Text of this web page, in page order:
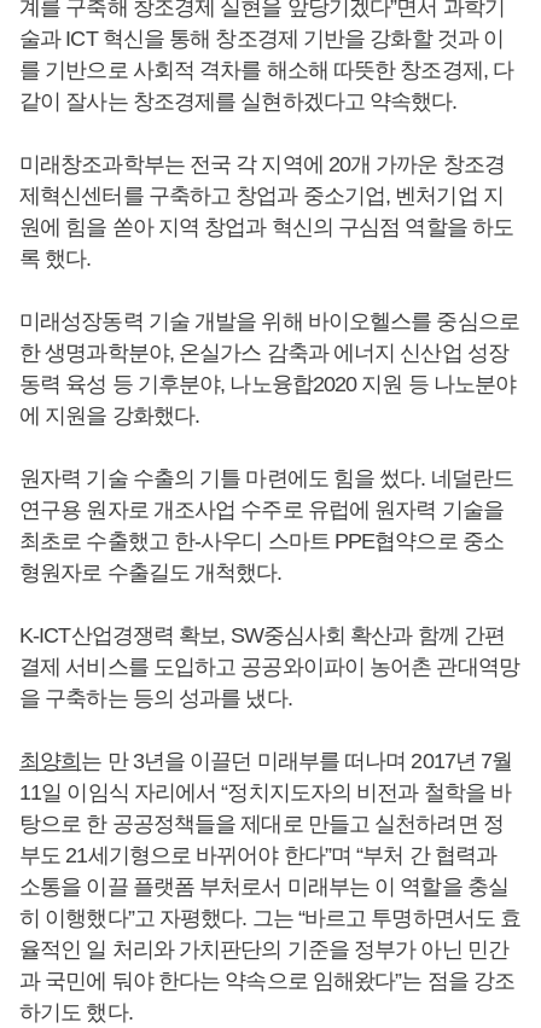
계를 구축해 창조경제 실현을 앞당기겠다”면서 과학기
술과 ICT 혁신을 통해 창조경제 기반을 강화할 것과 이
를 기반으로 사회적 격차를 해소해 따뜻한 창조경제, 다
같이 잘사는 창조경제를 실현하겠다고 약속했다.
미래창조과학부는 전국 각 지역에 20개 가까운 창조경
제혁신센터를 구축하고 창업과 중소기업, 벤처기업 지
원에 힘을 쏟아 지역 창업과 혁신의 구심점 역할을 하도
록 했다.
미래성장동력 기술 개발을 위해 바이오헬스를 중심으로
한 생명과학분야, 온실가스 감축과 에너지 신산업 성장
동력 육성 등 기후분야, 나노융합2020 지원 등 나노분야
에 지원을 강화했다.
원자력 기술 수출의 기틀 마련에도 힘을 썼다. 네덜란드
연구용 원자로 개조사업 수주로 유럽에 원자력 기술을
최초로 수출했고 한-사우디 스마트 PPE협약으로 중소
형원자로 수출길도 개척했다.
K-ICT산업경쟁력 확보, SW중심사회 확산과 함께 간편
결제 서비스를 도입하고 공공와이파이 농어촌 관대역망
을 구축하는 등의 성과를 냈다.
최양희 는 만 3년을 이끌던 미래부를 떠나며 2017년 7월
11일 이임식 자리에서 “정치지도자의 비전과 철학을 바
탕으로 한 공공정책들을 제대로 만들고 실천하려면 정
부도 21세기형으로 바뀌어야 한다”며 “부처 간 협력과
소통을 이끌 플랫폼 부처로서 미래부는 이 역할을 충실
히 이행했다”고 자평했다. 그는 “바르고 투명하면서도 효
율적인 일 처리와 가치판단의 기준을 정부가 아닌 민간
과 국민에 둬야 한다는 약속으로 임해왔다”는 점을 강조
하기도 했다.